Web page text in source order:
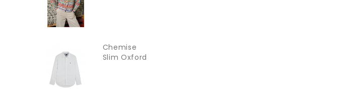
Chemise
Slim Oxford